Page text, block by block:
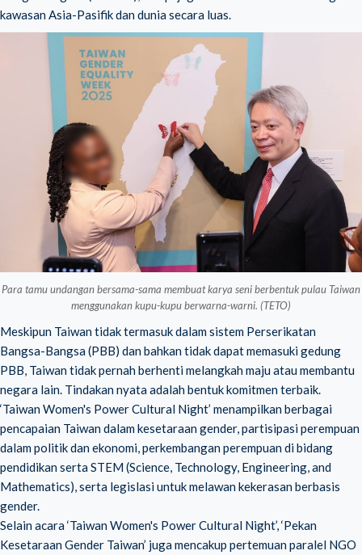
kawasan Asia-Pasifik dan dunia secara luas.
Para tamu undangan bersama-sama membuat karya seni berbentuk pulau Taiwan
menggunakan kupu-kupu berwarna-warni. (TETO)
Meskipun Taiwan tidak termasuk dalam sistem Perserikatan
Bangsa-Bangsa (PBB) dan bahkan tidak dapat memasuki gedung
PBB, Taiwan tidak pernah berhenti melangkah maju atau membantu
negara lain. Tindakan nyata adalah bentuk komitmen terbaik.
‘Taiwan Women's Power Cultural Night’ menampilkan berbagai
pencapaian Taiwan dalam kesetaraan gender, partisipasi perempuan
dalam politik dan ekonomi, perkembangan perempuan di bidang
pendidikan serta STEM (Science, Technology, Engineering, and
Mathematics), serta legislasi untuk melawan kekerasan berbasis
gender.
Selain acara ‘Taiwan Women's Power Cultural Night’, ‘Pekan
Kesetaraan Gender Taiwan’ juga mencakup pertemuan paralel NGO